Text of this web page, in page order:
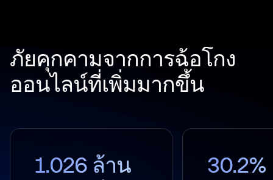
ภัยคุกคามจากการฉ้อโกง
ออนไลน์ที่เพิ่มมากขึ้น
1.026 ล้าน
30.2%